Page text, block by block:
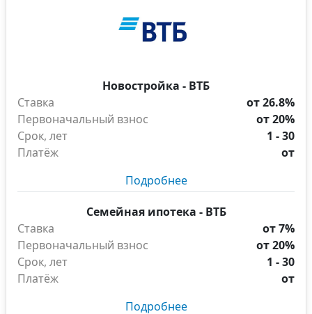
Новостройка - ВТБ
Ставка
от 26.8%
Первоначальный взнос
от 20%
Срок, лет
1 - 30
Платёж
от
Подробнее
Семейная ипотека - ВТБ
Ставка
от 7%
Первоначальный взнос
от 20%
Срок, лет
1 - 30
Платёж
от
Подробнее